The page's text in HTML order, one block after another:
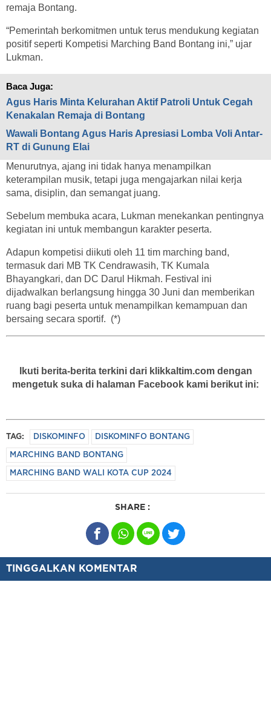
remaja Bontang.
“Pemerintah berkomitmen untuk terus mendukung kegiatan
positif seperti Kompetisi Marching Band Bontang ini,” ujar
Lukman.
Baca Juga:
Agus Haris Minta Kelurahan Aktif Patroli Untuk Cegah
Kenakalan Remaja di Bontang
Wawali Bontang Agus Haris Apresiasi Lomba Voli Antar-
RT di Gunung Elai
Menurutnya, ajang ini tidak hanya menampilkan
keterampilan musik, tetapi juga mengajarkan nilai kerja
sama, disiplin, dan semangat juang.
Sebelum membuka acara, Lukman menekankan pentingnya
kegiatan ini untuk membangun karakter peserta.
Adapun kompetisi diikuti oleh 11 tim marching band,
termasuk dari MB TK Cendrawasih, TK Kumala
Bhayangkari, dan DC Darul Hikmah. Festival ini
dijadwalkan berlangsung hingga 30 Juni dan memberikan
ruang bagi peserta untuk menampilkan kemampuan dan
bersaing secara sportif. (*)
Ikuti berita-berita terkini dari klikkaltim.com dengan
mengetuk suka di halaman Facebook kami berikut ini:
TAG: DISKOMINFO DISKOMINFO BONTANG
MARCHING BAND BONTANG
MARCHING BAND WALI KOTA CUP 2024
SHARE :
TINGGALKAN KOMENTAR